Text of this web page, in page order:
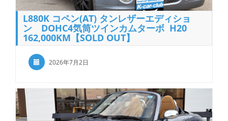
L880K コペン(AT) タンレザーエディショ
ン DOHC4気筒ツインカムターボ H20
162,000KM【SOLD OUT】
2026年7月2日